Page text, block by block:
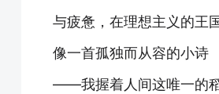
与疲惫，在理想主义的王
像一首孤独而从容的小诗
——我握着人间这唯一的